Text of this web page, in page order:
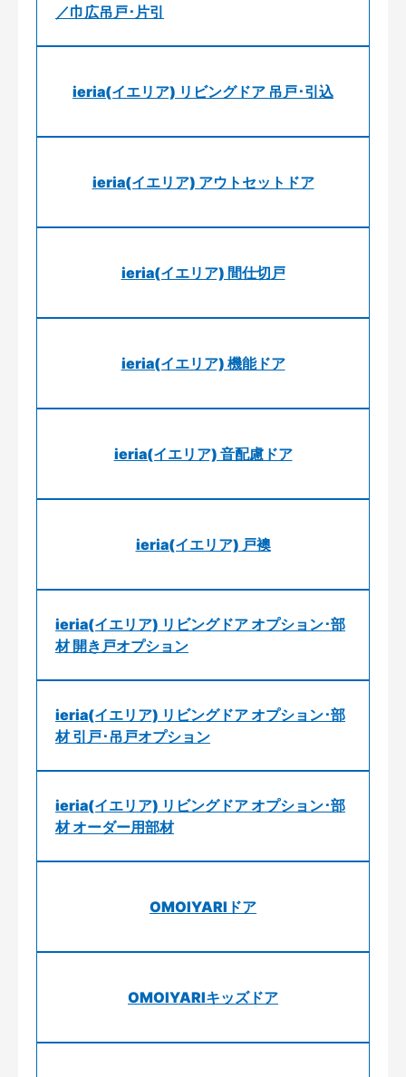
／巾広吊戸･片引
ieria(イエリア) リビングドア 吊戸･引込
ieria(イエリア) アウトセットドア
ieria(イエリア) 間仕切戸
ieria(イエリア) 機能ドア
ieria(イエリア) 音配慮ドア
ieria(イエリア) 戸襖
ieria(イエリア) リビングドア オプション･部
材 開き戸オプション
ieria(イエリア) リビングドア オプション･部
材 引戸･吊戸オプション
ieria(イエリア) リビングドア オプション･部
材 オーダー用部材
OMOIYARIドア
OMOIYARIキッズドア